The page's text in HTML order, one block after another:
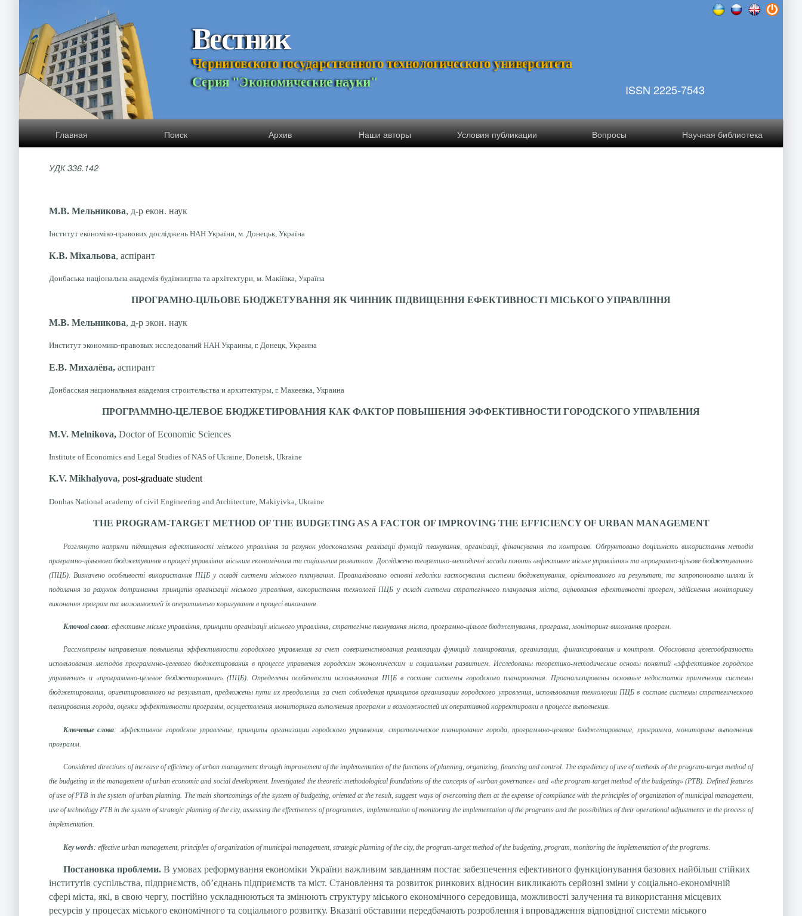
Вестник
Черниговского государственного технологического университета
Серия "Экономические науки" ISSN 2225-7543
Главная Поиск Архив Наши авторы Условия публикации Вопросы Научная библиотека
УДК 336.142
М.В. Мельникова, д-р екон. наук
Інститут економіко-правових досліджень НАН України, м. Донецьк, Україна
К.В. Міхальова, аспірант
Донбаська національна академія будівництва та архітектури, м. Макіївка, Україна
ПРОГРАМНО-ЦІЛЬОВЕ БЮДЖЕТУВАННЯ ЯК ЧИННИК ПІДВИЩЕННЯ ЕФЕКТИВНОСТІ МІСЬКОГО УПРАВЛІННЯ
М.В. Мельникова, д-р экон. наук
Институт экономико-правовых исследований НАН Украины, г. Донецк, Украина
Е.В. Михалёва, аспирант
Донбасская национальная академия строительства и архитектуры, г. Макеевка, Украина
ПРОГРАММНО-ЦЕЛЕВОЕ БЮДЖЕТИРОВАНИЯ КАК ФАКТОР ПОВЫШЕНИЯ ЭФФЕКТИВНОСТИ ГОРОДСКОГО УПРАВЛЕНИЯ
M.V. Melnіkova, Doctor of Economic Sciences
Institute of Economics and Legal Studies of NAS ofUkraine, Donetsk, Ukraine
K.V. Mikhalyova, post-graduate student
Donbas National academy of civil Engineering and Architecture, Makiyivka, Ukraine
THE PROGRAM-TARGET METHOD OF THE BUDGETING AS A FACTOR OF IMPROVING THE EFFICIENCY OF URBAN MANAGEMENT
Розглянуто напрями підвищення ефективності міського управління за рахунок удосконалення реалізації функцій планування, організації, фінансування та контролю. Обґрунтовано доцільність використання методів
програмно-цільового бюджетування в процесі управління міським економічним та соціальним розвитком. Досліджено теоретико-методичні засади понять «ефективне міське управління» та «програмно-цільове бюджетування»
(ПЦБ). Визначено особливості використання ПЦБ у складі системи міського планування.
Проаналізовано основні недоліки застосування системи бюджетування, орієнтованого на результат, та запропоновано шляхи їх
подолання за рахунок дотримання принципів організації міського управління, використання технології ПЦБ у складі системи стратегічного планування міста, оцінювання ефективності програм, здійснення моніторингу
виконання програм та можливостей їх оперативного коригування в процесі виконання.
Ключові слова: ефективне міське управління, принципи організації міського управління, стратегічне планування міста, програмно-цільове бюджетування, програма, моніторинг виконання програм.
Рассмотрены направления повышения эффективности городского управления за счет совершенствования реализации функций планирования, организации, финансирования и контроля. Обоснована целесообразность
использования методов программно-целевого бюджетирования в процессе управления городским экономическим и социальным развитием. Исследованы теоретико-методические основы понятий «эффективное городское
управление» и «программно-целевое бюджетирование» (ПЦБ). Определены особенности использования ПЦБ в составе системы городского планирования. Проанализированы основные недостатки применения системы
бюджетирования, ориентированного на результат, предложены пути их преодоления за счет соблюдения принципов организации городского управления, использования технологии ПЦБ в составе системы стратегического
планирования города, оценки эффективности программ, осуществления мониторинга выполнения программ и возможностей их оперативной корректировки в процессе выполнения.
Ключевые слова: эффективное городское управление, принципы организации городского управления, стратегическое планирование города, программно-целевое бюджетирование, программа, мониторинг выполнения
программ.
Considered directions of increase of efficiency of urban management through improvement of the implementation of the functions of planning, organizing, financing and control. The expediency of use of methods of the program-target method of
the budgeting in the management of urban economic and social development. Investigated the theoretic-methodological foundations of the concepts of «urban governance» and «the program-target method of the budgeting» (PTB). Defined features
of use of PTB in the system of urban planning. The main shortcomings of the system of budgeting, oriented at the result, suggest ways of overcoming them at the expense of compliance with the principles of organization of municipal management,
use of technology PTB in the system of strategic planning of the city, assessing the effectiveness of programmes, implementation of monitoring the implementation of the programs and the possibilities of their operational adjustments in the process of
implementation.
Key words: effective urban management, principles of organization of municipal management, strategic planning of the city, the program-target methodof the budgeting, program, monitoring the implementation of the programs.
Постановка проблеми.В умовах реформування економіки України важливим завданням постає забезпечення ефективного функціонування базових найбільш стійких
інститутів суспільства, підприємств, об’єднань підприємств та міст. Становлення та розвиток ринкових відносин викликають серйозні зміни у соціально-економічній
сфері міста, які, в свою чергу, постійно ускладнюються та змінюють структуру міського економічного середовища, можливості залучення та використання місцевих
ресурсів у процесах міського економічного та соціального розвитку. Вказані обставини передбачають розроблення і впровадження відповідної системи міського